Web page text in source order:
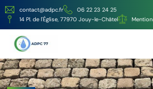
contact@adpc.fr
06 22 23 24 25
14 Pl. de l'Église, 77970 Jouy-le-Châtel